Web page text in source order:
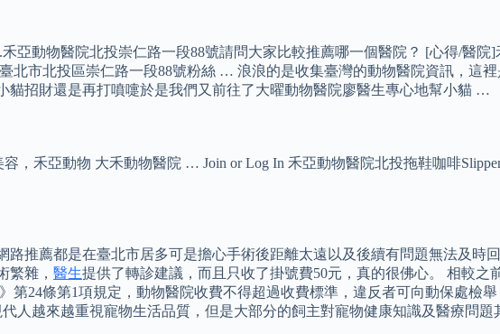
亞動物醫院北投崇仁路一段88號請問大家比較推薦哪一個醫院？ [心得/醫院
北市北投區崇仁路一段88號粉絲 … 浪浪的是收集臺灣的動物醫院資訊，這
貓招財還是再打噴嚏於是我們又前往了大曜動物醫院廖醫生專心地幫小貓 …
，禾亞動物 大禾動物醫院 … Join or Log In 禾亞動物醫院北投拖鞋咖啡
推薦都是在臺北市居多可是擔心手術後距離太遠以及後續有問題無法及時
繁雜， 醫生提供了轉診建議，而且只收了掛號費50元，真的很佛心。 相較之
24條第1項規定，動物醫院收費不得超過收費標準，違反者可向動保處檢
人越來越重視寵物生活品質，但是大部分的飼主對寵物健康知識及醫療問